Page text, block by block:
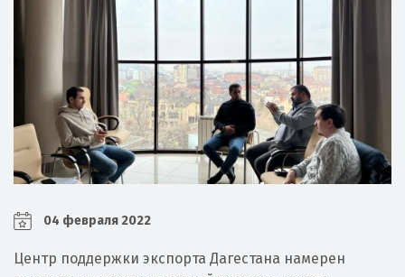
04 февраля 2022
Центр поддержки экспорта Дагестана намерен